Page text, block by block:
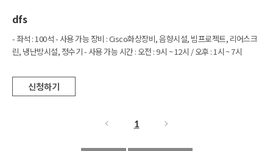
dfs
- 좌석 : 100석 - 사용 가능 장비 : Cisco화상장비, 음향시설, 빔프로젝트, 리어스크
린, 냉난방시설, 정수기 - 사용 가능 시간 : 오전 : 9시 ~ 12시 / 오후 : 1시 ~ 7시
신청하기
1